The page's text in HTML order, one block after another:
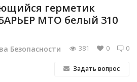
герметик
МТО белый 310
Безопасности 0
0
381
Задать вопрос